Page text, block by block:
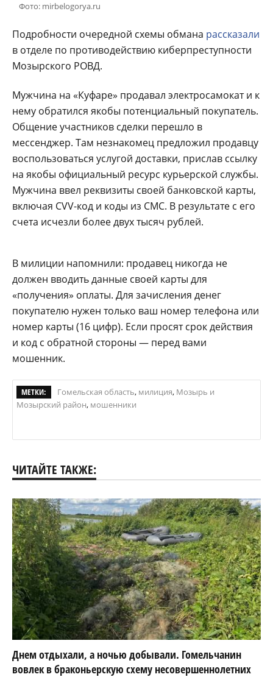
Фото: mirbelogorya.ru
Подробности очередной схемы обмана рассказали
в отделе по противодействию киберпреступности
Мозырского РОВД.
Мужчина на «Куфаре» продавал электросамокат и к
нему обратился якобы потенциальный покупатель.
Общение участников сделки перешло в
мессенджер. Там незнакомец предложил продавцу
воспользоваться услугой доставки, прислав ссылку
на якобы официальный ресурс курьерской службы.
Мужчина ввел реквизиты своей банковской карты,
включая CVV-код и коды из СМС. В результате с его
счета исчезли более двух тысяч рублей.
В милиции напомнили: продавец никогда не
должен вводить данные своей карты для
«получения» оплаты. Для зачисления денег
покупателю нужен только ваш номер телефона или
номер карты (16 цифр). Если просят срок действия
и код с обратной стороны — перед вами
мошенник.
МЕТКИ: Гомельская область, милиция, Мозырь и
Мозырский район, мошенники
ЧИТАЙТЕ ТАКЖЕ:
Днем отдыхали, а ночью добывали. Гомельчанин
вовлек в браконьерскую схему несовершеннолетних